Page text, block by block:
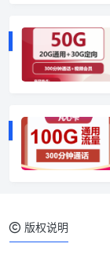
版权说明